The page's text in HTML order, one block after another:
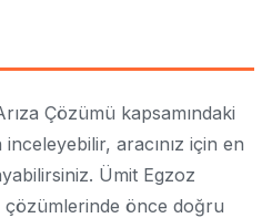
Çözümü kapsamındaki
aracınız için en
Ümit Egzoz
çözümlerinde önce doğru